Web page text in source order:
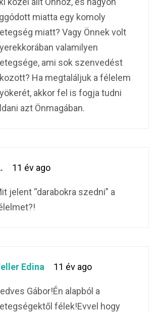
miatta egy komoly
miatt? Vagy Önnek volt
valamilyen
ami sok szenvedést
Ha megtaláljuk a félelem
akkor fel is fogja tudni
azt Önmagában.
11 év ago
jelent “darabokra szedni” a
Edina 11 év ago
Gábor!Én alapból a
félek!Evvel hogy